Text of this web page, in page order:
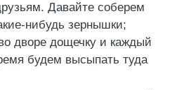
Давайте соберем
нибудь зернышки;
дворе дощечку и каждый
будем высыпать туда